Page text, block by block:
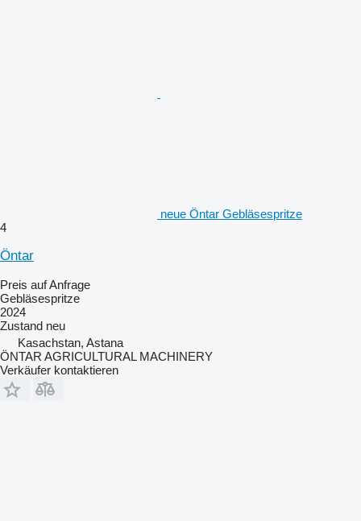
neue Öntar Gebläsespritze
4
Öntar
Preis auf Anfrage
Gebläsespritze
2024
Zustand neu
Kasachstan, Astana
ÖNTAR AGRICULTURAL MACHINERY
Verkäufer kontaktieren